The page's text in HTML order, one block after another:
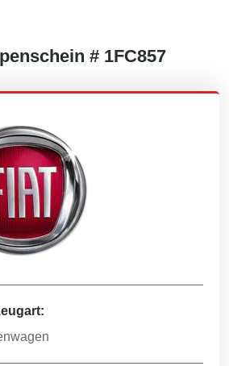
# 1FC857